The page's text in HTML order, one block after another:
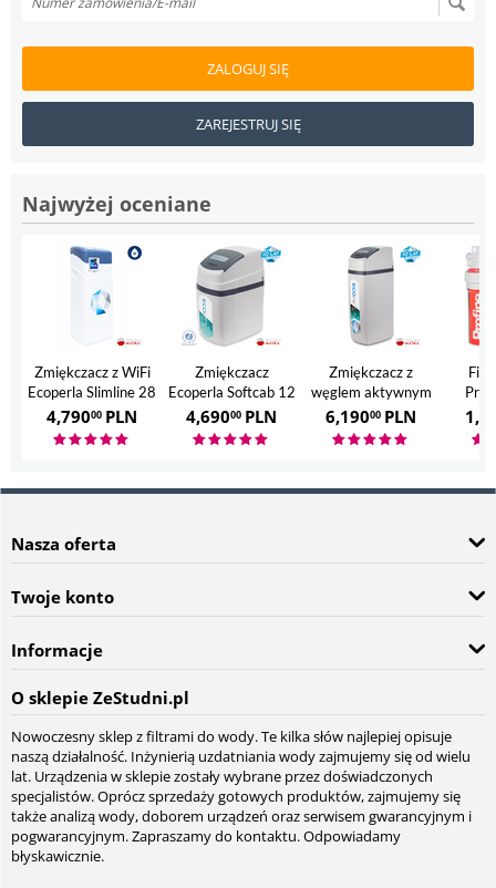
ZALOGUJ SIĘ
ZAREJESTRUJ SIĘ
Najwyżej oceniane
Zmiękczacz z WiFi
Ecoperla Slimline 28
4,79000 PLN
Zmiękczacz
Ecoperla Softcab 12
4,69000 PLN
Zmiękczacz z
węglem aktywnym
Ecoperla Hero
6,19000 PLN
Filtr
Nasza oferta
Twoje konto
Informacje
O sklepie ZeStudni.pl
Nowoczesny sklep z filtrami do wody. Te kilka słów najlepiej opisuje
naszą działalność. Inżynierią uzdatniania wody zajmujemy się od wielu
lat. Urządzenia w sklepie zostały wybrane przez doświadczonych
specjalistów. Oprócz sprzedaży gotowych produktów, zajmujemy się
także analizą wody, doborem urządzeń oraz serwisem gwarancyjnym i
pogwarancyjnym. Zapraszamy do kontaktu. Odpowiadamy
błyskawicznie.